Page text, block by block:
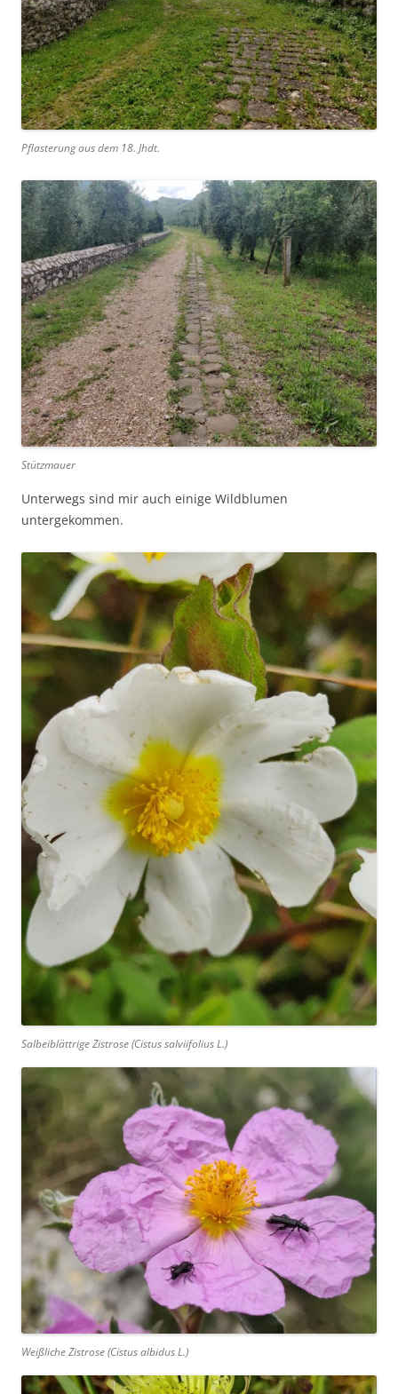
Pflasterung aus dem 18. Jhdt.
Stützmauer
Unterwegs sind mir auch einige Wildblumen
untergekommen.
Salbeiblättrige Zistrose (Cistus salviifoliusL.)
Weißliche Zistrose (Cistus albidusL.)